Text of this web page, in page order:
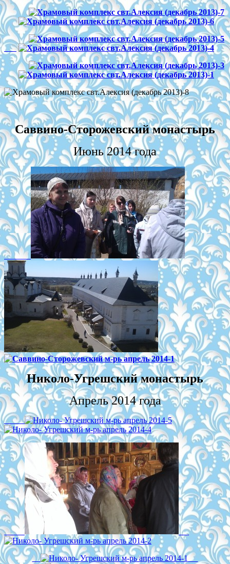
Саввино-Сторожевский монастырь
Июнь 2014 года
Николо-Угрешский монастырь
Апрель 2014 года